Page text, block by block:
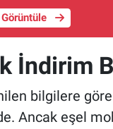
İndirim
bilgilere
Ancak eşel